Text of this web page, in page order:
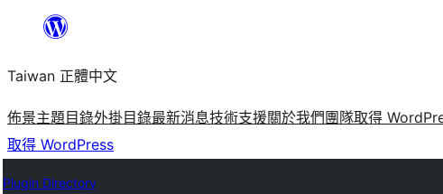
主
要
內
容
Taiwan 正體中文
佈景主題目錄外掛目錄最新消息技術支援關於我們 團隊取得
取得 WordPress
Plugin Directory